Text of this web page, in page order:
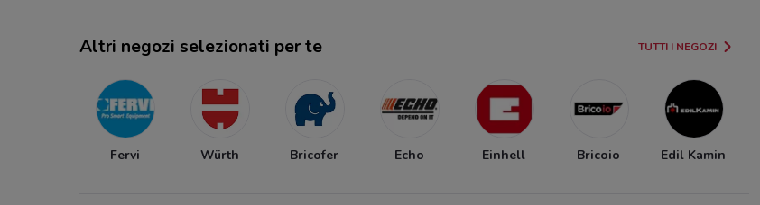
Altri negozi selezionati per te TUTTI I NEGOZI
Fervi Würth Bricofer Echo Einhell Bricoio Edil Kamin